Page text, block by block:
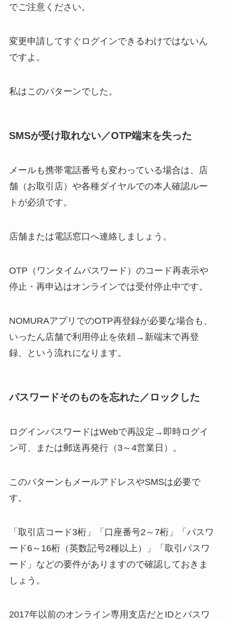
でご注意ください。
変更申請してすぐログインできるわけではないん
ですよ。
私はこのパターンでした。
SMSが受け取れない／OTP端末を失った
メールも携帯電話番号も変わっている場合は、店
舗（お取引店）や各種ダイヤルでの本人確認ルー
トが必須です。
店舗または電話窓口へ連絡しましょう。
OTP（ワンタイムパスワード）のコード再表示や
停止・再申込はオンラインでは受付停止中です。
NOMURAアプリでのOTP再登録が必要な場合も、
いったん店舗で利用停止を依頼→新端末で再登
録、という流れになります。
パスワードそのものを忘れた／ロックした
ログインパスワードはWebで再設定→即時ログイ
ン可、または郵送再発行（3～4営業日）。
このパターンもメールアドレスやSMSは必要で
す。
「取引店コード3桁」「口座番号2～7桁」「パスワ
ード6～16桁（英数記号2種以上）」「取引パスワ
ード」などの要件がありますので確認しておきま
しょう。
2017年以前のオンライン専用支店だとIDとパスワ